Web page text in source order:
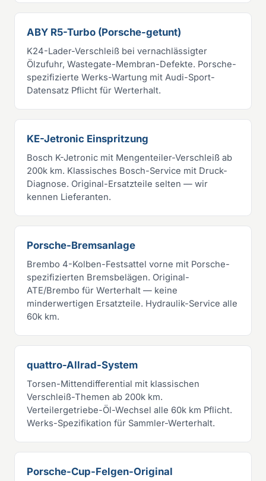
ABY R5-Turbo (Porsche-getunt)
K24-Lader-Verschleiß bei vernachlässigter
Ölzufuhr, Wastegate-Membran-Defekte. Porsche-
spezifizierte Werks-Wartung mit Audi-Sport-
Datensatz Pflicht für Werterhalt.
KE-Jetronic Einspritzung
Bosch K-Jetronic mit Mengenteiler-Verschleiß ab
200k km. Klassisches Bosch-Service mit Druck-
Diagnose. Original-Ersatzteile selten — wir
kennen Lieferanten.
Porsche-Bremsanlage
Brembo 4-Kolben-Festsattel vorne mit Porsche-
spezifizierten Bremsbelägen. Original-
ATE/Brembo für Werterhalt — keine
minderwertigen Ersatzteile. Hydraulik-Service alle
60k km.
quattro-Allrad-System
Torsen-Mittendifferential mit klassischen
Verschleiß-Themen ab 200k km.
Verteilergetriebe-Öl-Wechsel alle 60k km Pflicht.
Werks-Spezifikation für Sammler-Werterhalt.
Porsche-Cup-Felgen-Original